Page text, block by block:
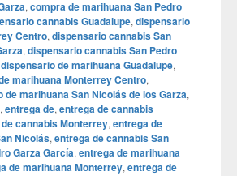
, compra de marihuana San Pedro
cannabis Guadalupe, dispensario
Centro, dispensario cannabis San
, dispensario cannabis San Pedro
dispensario de marihuana Guadalupe,
marihuana Monterrey Centro,
de marihuana San Nicolás de los Garza,
, entrega de, entrega de cannabis
cannabis Monterrey, entrega de
Nicolás, entrega de cannabis San
Garza García, entrega de marihuana
de marihuana Monterrey, entrega de